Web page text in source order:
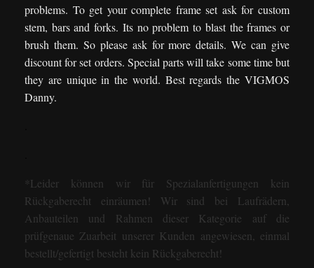
problems. To get your complete frame set ask for custom
stem, bars and forks. Its no problem to blast the frames or
brush them. So please ask for more details. We can give
discount for set orders. Special parts will take some time but
they are unique in the world. Best regards the VIGMOS
Danny.
*Leider können wir für Spezialanfertigungen kein
Rückgaberecht einräumen! Wir sind bei Laufrädern,
Anbauteilen und Rahmen dieser Kategorie auf die
prüfgenaue Zuarbeit unserer Kunden angewiesen, einmal
bestellt/gefertigt besteht kein Rückgaberecht!